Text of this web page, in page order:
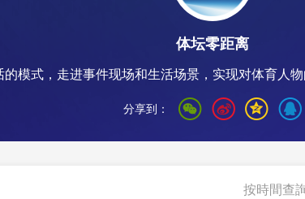
央視網評 光華銳評
全景新聞
新兵請入列 人生第一次 人生第二次
NBA 中超 國足 國際足
體育江湖 文化體育 冰雪道路 足球道路
一路 科普 健康
体坛零距离
的模式，走进事件现场和生活场景，实现对体育人物
分享到：
按時間查